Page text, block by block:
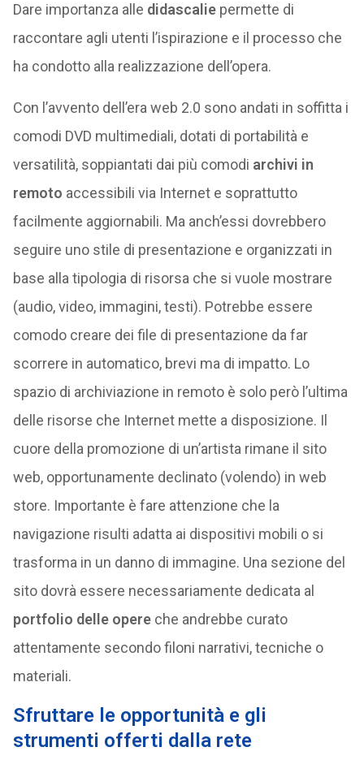
Dare importanza alle didascaliepermette di
raccontare agli utenti l’ispirazione e il processo che
ha condotto alla realizzazione dell’opera.
Con l’avvento dell’era web 2.0 sono andati in soffitta i
comodi DVD multimediali, dotati di portabilità e
versatilità, soppiantati dai più comodi archivi in
remoto accessibili via Internet e soprattutto
facilmente aggiornabili. Ma anch’essi dovrebbero
seguire uno stile di presentazione e organizzati in
base alla tipologia di risorsa che si vuole mostrare
(audio, video, immagini, testi). Potrebbe essere
comodo creare dei file di presentazione da far
scorrere in automatico, brevi ma di impatto. Lo
spazio di archiviazione in remoto è solo però l’ultima
delle risorse che Internet mette a disposizione. Il
cuore della promozione di un’artista rimane il sito
web, opportunamente declinato (volendo) in web
store. Importante è fare attenzione che la
navigazione risulti adatta ai dispositivi mobili o si
trasforma in un danno di immagine. Una sezione del
sito dovrà essere necessariamente dedicata al
portfolio delle opereche andrebbe curato
attentamente secondo filoni narrativi, tecniche o
materiali.
Sfruttare le opportunità e gli
strumenti offerti dalla rete